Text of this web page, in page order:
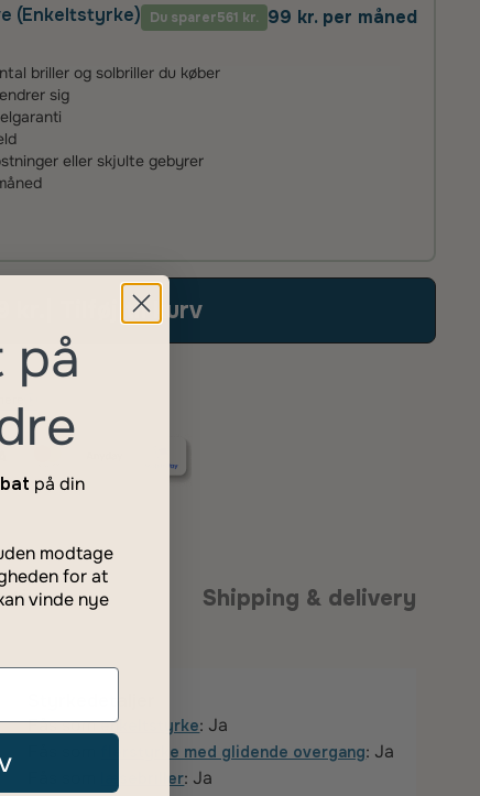
(Enkeltstyrke) Du sparer561 kr. 99 kr. per måned
briller og solbriller du køber
sig
eller skjulte gebyrer
| Tilføj til kurv
Shipping & delivery
Fås somenkeltstyrke: Ja
flerstyrke med glidende overgang: Ja
læsebriller: Ja
på
på din
modtage
for at
vinde nye